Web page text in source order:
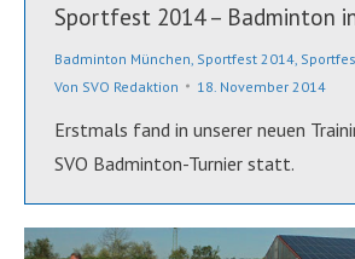
Sportfest 2014 – Badminton
Badminton München Sportfest 2014
Von SVO Redaktion 18. November 2014
Erstmals fand in unserer neuen
SVO Badminton-Turnier statt.